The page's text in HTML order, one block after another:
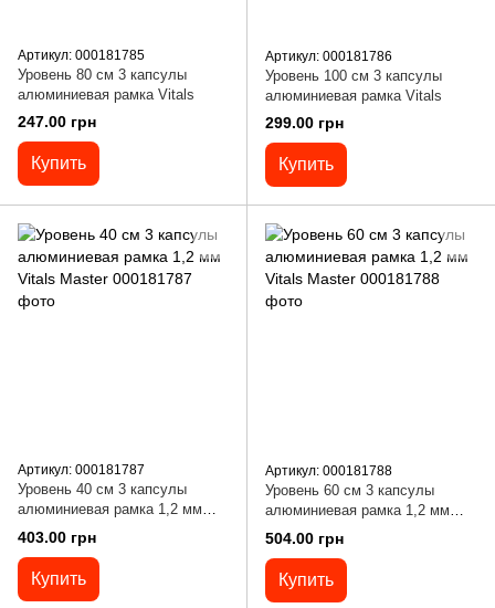
Артикул: 000181785
Уровень 80 см 3 капсулы
алюминиевая рамка Vitals
247.00 грн
Купить
Артикул: 000181786
Уровень 100 см 3 капсулы
алюминиевая рамка Vitals
299.00 грн
Купить
Артикул: 000181787
Уровень 40 см 3 капсулы
алюминиевая рамка 1,2 мм
Vitals Master
403.00 грн
Купить
Артикул: 000181788
Уровень 60 см 3 капсулы
алюминиевая рамка 1,2 мм
Vitals Master
504.00 грн
Купить